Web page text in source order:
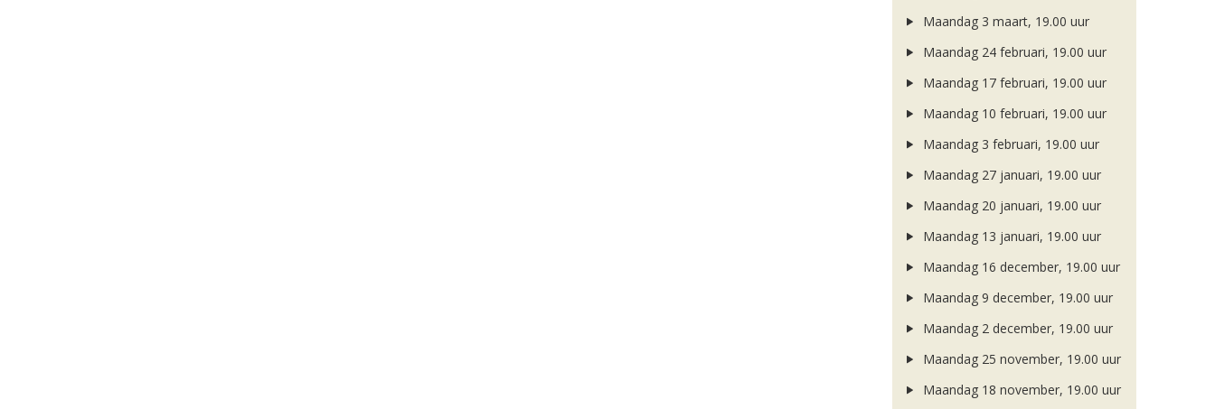
Maandag 3 maart, 19.00 uur
Maandag 24 februari, 19.00 uur
Maandag 17 februari, 19.00 uur
Maandag 10 februari, 19.00 uur
Maandag 3 februari, 19.00 uur
Maandag 27 januari, 19.00 uur
Maandag 20 januari, 19.00 uur
Maandag 13 januari, 19.00 uur
Maandag 16 december, 19.00 uur
Maandag 9 december, 19.00 uur
Maandag 2 december, 19.00 uur
Maandag 25 november, 19.00 uur
Maandag 18 november, 19.00 uur